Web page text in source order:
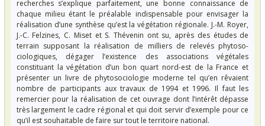
recherches s’explique parfaitement, une bonne connaissance de
chaque milieu étant le préalable indispensable pour envisager la
réalisation d’une synthèse qu’est la végétation régionale. J.-M. Royer,
J.-C. Felzines, C. Miset et S. Thévenin ont su, après des études de
terrain supposant la réalisation de milliers de relevés phytoso-
ciologiques, dégager l’existence des associations végétales
constituant la végétation d’un bon quart nord-est de la France et
présenter un livre de phytosociologie moderne tel qu’en rêvaient
nombre de participants aux travaux de 1994 et 1996. Il faut les
remercier pour la réalisation de cet ouvrage dont l’intérêt dépasse
très largement le cadre régional et qui doit servir d’exemple pour ce
qu’il est souhaitable de faire sur tout le territoire national.